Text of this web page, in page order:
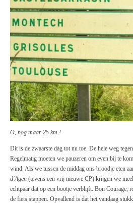
O, nog maar 25 km.!
Dit is de zwaarste dag tot nu toe. De hele weg
Regelmatig moeten we pauzeren om even bij te
wind. Als we tussen de middag ons broodje eten
d'Agen (tevens een vrij nieuwe CP) krijgen we
echtpaar dat op een bootje verblijft. Bon Courage,
de fiets stappen. Opvallend is dat het vandaag